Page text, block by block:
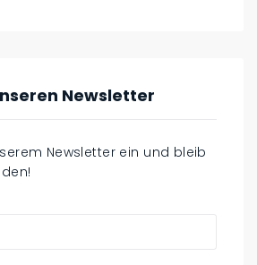
Newsletter
Newsletter ein und bleib